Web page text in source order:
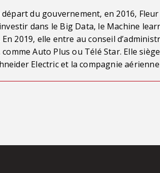
du gouvernement, en 2016,
dans le Big Data, le Machine
2019, elle entre au conseil
comme Auto Plus ou Télé Star. Elle
Electric et la compagnie